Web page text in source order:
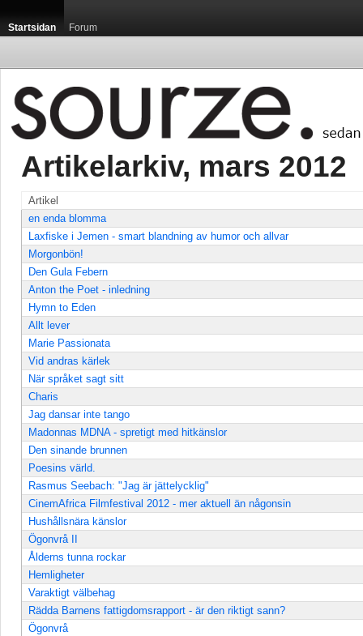
Startsidan Forum
Artikelarkiv, mars 2012
Artikel
en enda blomma
Laxfiske i Jemen - smart blandning av humor och allvar
Morgonbön!
Den Gula Febern
Anton the Poet - inledning
Hymn to Eden
Allt lever
Marie Passionata
Vid andras kärlek
När språket sagt sitt
Charis
Jag dansar inte tango
Madonnas MDNA - spretigt med hitkänslor
Den sinande brunnen
Poesins värld.
Rasmus Seebach: "Jag är jättelycklig"
CinemAfrica Filmfestival 2012 - mer aktuell än någonsin
Hushållsnära känslor
Ögonvrå II
Ålderns tunna rockar
Hemligheter
Varaktigt välbehag
Rädda Barnens fattigdomsrapport - är den riktigt sann?
Ögonvrå